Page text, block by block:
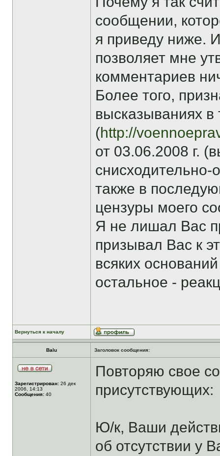
сообщении,
я приведу ниже.
позволяет мне
комментариев
Более того,
высказываниях
(http://
от 03.06.2008 г.
также в
цензуры моего
Я не лишал Вас
призывал Вас к
всяких
остальное -
Вернуться к началу
Balu Заголовок сообщения:
Зарегистрирован: 26 дек
2006, 14:13
Сообщения: 40
Повторяю свое
присутствующих:
Ю/к, Ваши
об отсутствии у